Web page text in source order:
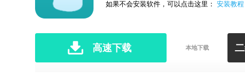
如果不会安装软件，可以点击这里： 安装教程
高速下载 本地下载